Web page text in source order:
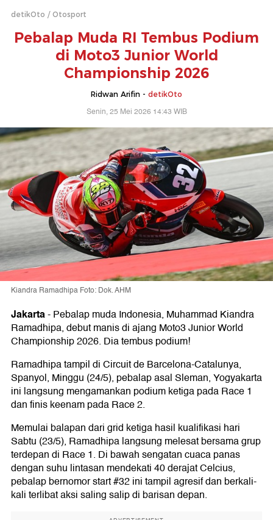
detikOto Otosport
Pebalap Muda RI Tembus Podium
di Moto3 Junior World
Championship 2026
Ridwan Arifin - detikOto
Senin, 25 Mei 2026 14:43 WIB
Kiandra Ramadhipa Foto: Dok. AHM
Jakarta-Pebalap muda Indonesia, Muhammad Kiandra
Ramadhipa, debut manis di ajang Moto3 Junior World
Championship 2026. Dia tembus podium!
Ramadhipa tampil di Circuit de Barcelona-Catalunya,
Spanyol, Minggu (24/5), pebalap asal Sleman, Yogyakarta
ini langsung mengamankan podium ketiga pada Race 1
dan finis keenam pada Race 2.
Memulai balapan dari grid ketiga hasil kualifikasi hari
Sabtu (23/5), Ramadhipa langsung melesat bersama grup
terdepan di Race 1. Di bawah sengatan cuaca panas
dengan suhu lintasan mendekati 40 derajat Celcius,
pebalap bernomor start #32 ini tampil agresif dan berkali-
kali terlibat aksi saling salip di barisan depan.